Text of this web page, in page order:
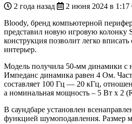
2 года назад 2 июня 2024 в 1:17
Bloody, бренд компьютерной
представил новую игровую колонку
конструкция позволит легко
интерьер.
Модель получила 50-мм динамики с
Импеданс динамика равен 4 Ом.
составляет 100 Гц — 20 кГц,
а номинальная мощность – 5 Вт х 2
В саундбаре установлен
функцией шумоподавления. Размер